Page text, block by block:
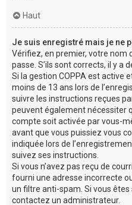
Haut
Je suis enregistré mais je ne
Vérifiez, en premier, votre nom
passe. S’ils sont corrects, il y a
Si la gestion COPPA est active
moins de 13 ans lors de
suivre les instructions reçues
peuvent également nécessiter
compte soit activée par vous-
avant que vous puissiez vous
indiquée lors de
suivez ses instructions.
Si vous n’avez pas reçu de
fourni une adresse incorrecte
un filtre anti-spam. Si vous êtes
contactez un administrateur.